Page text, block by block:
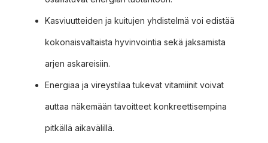
Kasviuutteiden ja kuitujen yhdistelmä voi edistää
kokonaisvaltaista hyvinvointia sekä jaksamista
arjen askareisiin.
Energiaa ja vireystilaa tukevat vitamiinit voivat
auttaa näkemään tavoitteet konkreettisempina
pitkällä aikavälillä.